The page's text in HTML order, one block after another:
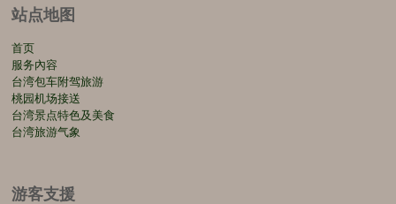
站点地图
首页
服务內容
台湾包车附驾旅游
桃园机场接送
台湾景点特色及美食
台湾旅游气象
游客支援